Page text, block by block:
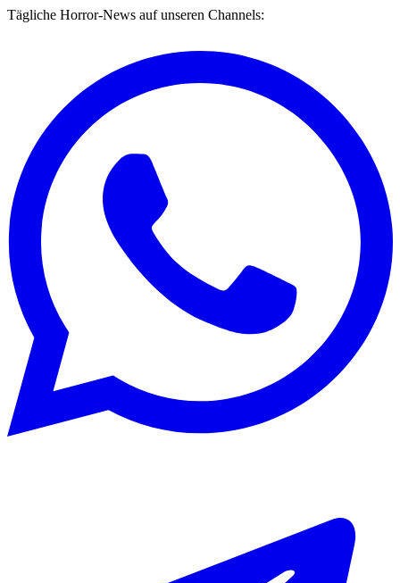
Tägliche Horror-News auf unseren Channels: